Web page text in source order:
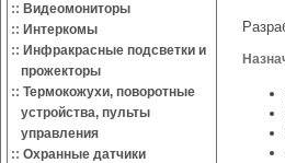
:: Видеомониторы
:: Интеркомы
:: Инфракрасные подсветки и
прожекторы
:: Термокожухи, поворотные
устройства, пульты
управления
:: Охранные датчики